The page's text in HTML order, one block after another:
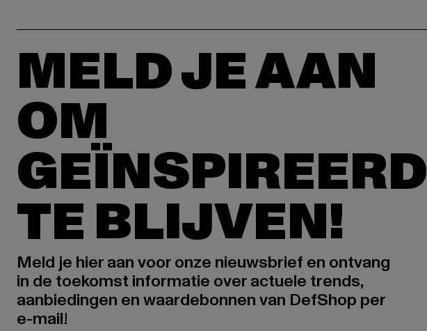
MELD JE AAN
OM
GEÏNSPIREERD
TE BLIJVEN!
Meld je hier aan voor onze nieuwsbrief en ontvang
in de toekomst informatie over actuele trends,
aanbiedingen en waardebonnen van DefShop per
e-mail!